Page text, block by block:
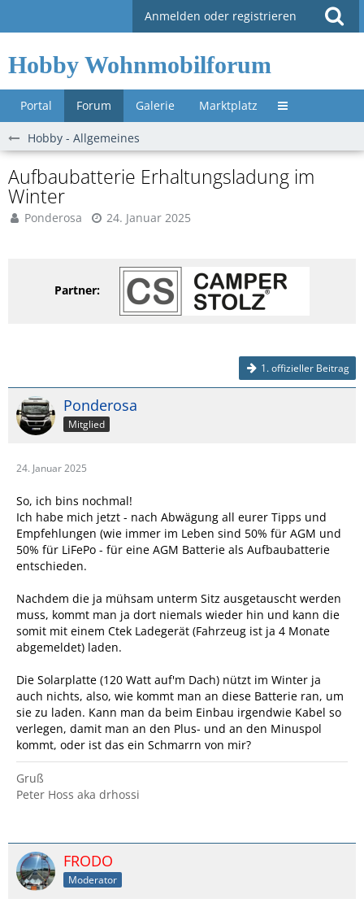
Anmelden oder registrieren
Hobby Wohnmobilforum
Portal Forum Galerie Marktplatz Untermenü »
Hobby - Allgemeines
Aufbaubatterie Erhaltungsladung im
Winter
Ponderosa 24. Januar 2025
Partner:
1. offizieller Beitrag
Ponderosa
Mitglied
24. Januar 2025
So, ich bins nochmal!
Ich habe mich jetzt - nach Abwägung all eurer Tipps und
Empfehlungen (wie immer im Leben sind 50% für AGM und
50% für LiFePo - für eine AGM Batterie als Aufbaubatterie
entschieden.
Nachdem die ja mühsam unterm Sitz ausgetauscht werden
muss, kommt man ja dort niemals wieder hin und kann die
somit mit einem Ctek Ladegerät (Fahrzeug ist ja 4 Monate
abgemeldet) laden.
Die Solarplatte (120 Watt auf'm Dach) nützt im Winter ja
auch nichts, also, wie kommt man an diese Batterie ran, um
sie zu laden. Kann man da beim Einbau irgendwie Kabel so
verlegen, damit man an den Plus- und an den Minuspol
kommt, oder ist das ein Schmarrn von mir?
Gruß
Peter Hoss aka drhossi
FRODO
Moderator